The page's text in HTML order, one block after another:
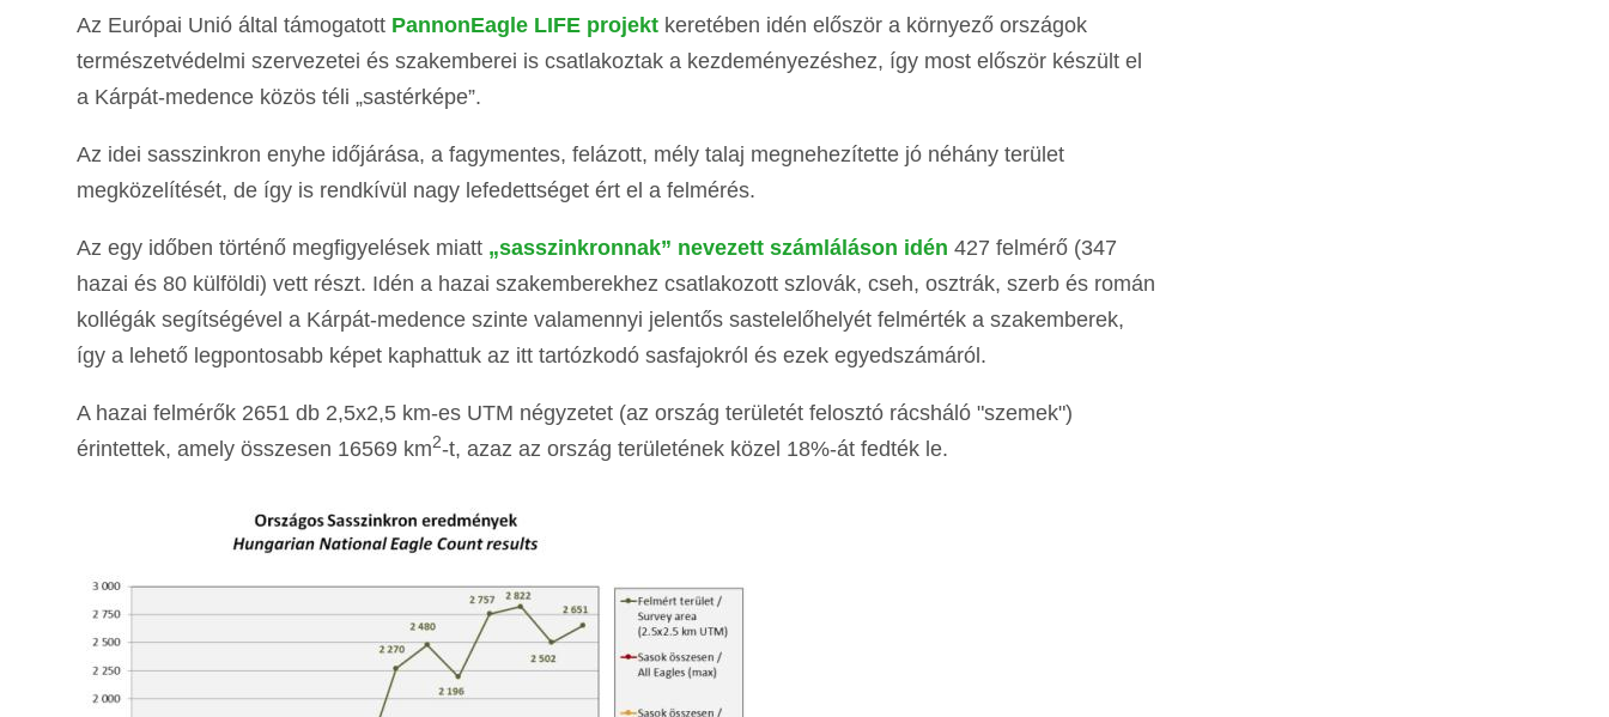
Az Európai Unió által támogatott PannonEagle LIFE projekt keretében idén először a környező országok
természetvédelmi szervezetei és szakemberei is csatlakoztak a kezdeményezéshez, így most először készült el
a Kárpát-medence közös téli „sastérképe”.
Az idei sasszinkron enyhe időjárása, a fagymentes, felázott, mély talaj megnehezítette jó néhány terület
megközelítését, de így is rendkívül nagy lefedettséget ért el a felmérés.
Az egy időben történő megfigyelések miatt „sasszinkronnak” nevezett számláláson idén 427 felmérő (347
hazai és 80 külföldi) vett részt. Idén a hazai szakemberekhez csatlakozott szlovák, cseh, osztrák, szerb és román
kollégák segítségével a Kárpát-medence szinte valamennyi jelentős sastelelőhelyét felmérték a szakemberek,
így a lehető legpontosabb képet kaphattuk az itt tartózkodó sasfajokról és ezek egyedszámáról.
A hazai felmérők 2651 db 2,5x2,5 km-es UTM négyzetet (az ország területét felosztó rácsháló "szemek")
érintettek, amely összesen 16569 km2-t, azaz az ország területének közel 18%-át fedték le.